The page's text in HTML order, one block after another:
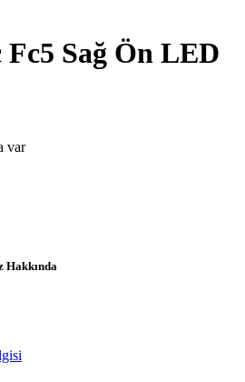
Sağ Ön LED
var